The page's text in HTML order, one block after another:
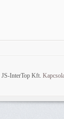
JS-InterTop Kft.